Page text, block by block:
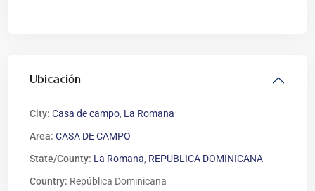
Ubicación
City: Casa de campo, La Romana
Area: CASA DE CAMPO
State/County: La Romana, REPUBLICA DOMINICANA
Country: República Dominicana